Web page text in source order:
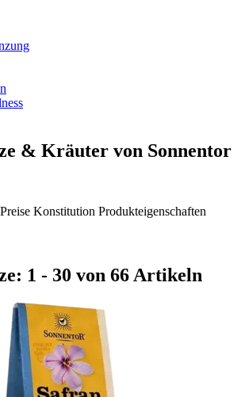
& Kräuter von Sonnentor
Preise Konstitution Produkteigenschaften
1 - 30 von 66 Artikeln